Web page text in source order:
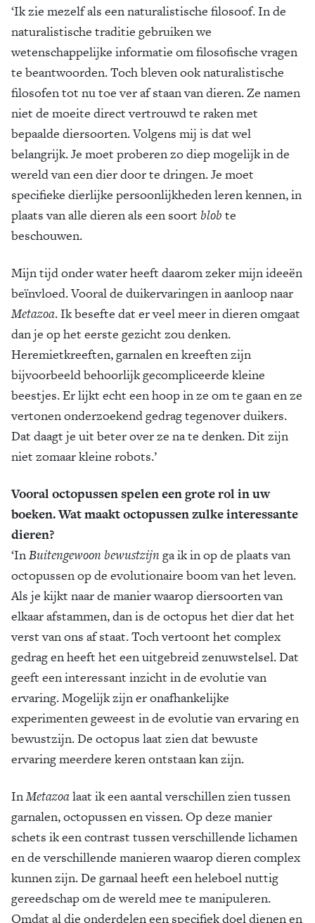
‘Ik zie mezelf als een naturalistische filosoof. In de
naturalistische traditie gebruiken we
wetenschappelijke informatie om filosofische vragen
te beantwoorden. Toch bleven ook naturalistische
filosofen tot nu toe ver af staan van dieren. Ze namen
niet de moeite direct vertrouwd te raken met
bepaalde diersoorten. Volgens mij is dat wel
belangrijk. Je moet proberen zo diep mogelijk in de
wereld van een dier door te dringen. Je moet
specifieke dierlijke persoonlijkheden leren kennen, in
plaats van alle dieren als een soort blob te
beschouwen.
Mijn tijd onder water heeft daarom zeker mijn ideeën
beïnvloed. Vooral de duikervaringen in aanloop naar
Metazoa. Ik besefte dat er veel meer in dieren omgaat
dan je op het eerste gezicht zou denken.
Heremietkreeften, garnalen en kreeften zijn
bijvoorbeeld behoorlijk gecompliceerde kleine
beestjes. Er lijkt echt een hoop in ze om te gaan en ze
vertonen onderzoekend gedrag tegenover duikers.
Dat daagt je uit beter over ze na te denken. Dit zijn
niet zomaar kleine robots.’
Vooral octopussen spelen een grote rol in uw
boeken. Wat maakt octopussen zulke interessante
dieren?
‘InBuitengewoon bewustzijn ga ik in op de plaats van
octopussen op de evolutionaire boom van het leven.
Als je kijkt naar de manier waarop diersoorten van
elkaar afstammen, dan is de octopus het dier dat het
verst van ons af staat. Toch vertoont het complex
gedrag en heeft het een uitgebreid zenuwstelsel. Dat
geeft een interessant inzicht in de evolutie van
ervaring. Mogelijk zijn er onafhankelijke
experimenten geweest in de evolutie van ervaring en
bewustzijn. De octopus laat zien dat bewuste
ervaring meerdere keren ontstaan kan zijn.
InMetazoalaat ik een aantal verschillen zien tussen
garnalen, octopussen en vissen. Op deze manier
schets ik een contrast tussen verschillende lichamen
en de verschillende manieren waarop dieren complex
kunnen zijn. De garnaal heeft een heleboel nuttig
gereedschap om de wereld mee te manipuleren.
Omdat al die onderdelen een specifiek doel dienen en